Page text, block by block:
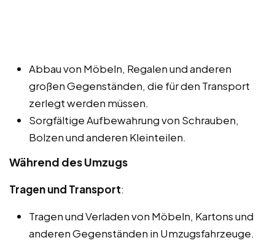
Abbau von Möbeln, Regalen und anderen
großen Gegenständen, die für den Transport
zerlegt werden müssen.
Sorgfältige Aufbewahrung von Schrauben,
Bolzen und anderen Kleinteilen.
Während des Umzugs
Tragen und Transport:
Tragen und Verladen von Möbeln, Kartons und
anderen Gegenständen in Umzugsfahrzeuge.